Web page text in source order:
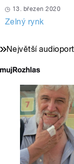
13. březen 2020
Zelný rynk
Největší